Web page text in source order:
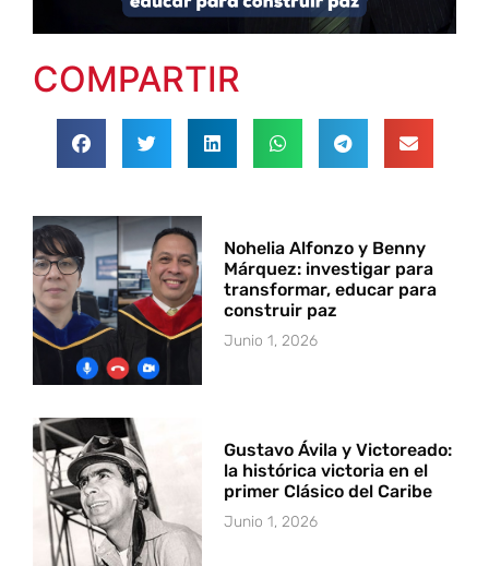
COMPARTIR
Nohelia Alfonzo y Benny
Márquez: investigar para
transformar, educar para
construir paz
Junio 1, 2026
Gustavo Ávila y Victoreado:
la histórica victoria en el
primer Clásico del Caribe
Junio 1, 2026